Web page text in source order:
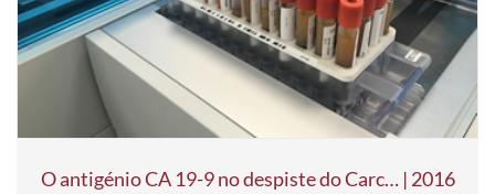
O antigénio CA 19-9 no despiste do Carc… | 2016